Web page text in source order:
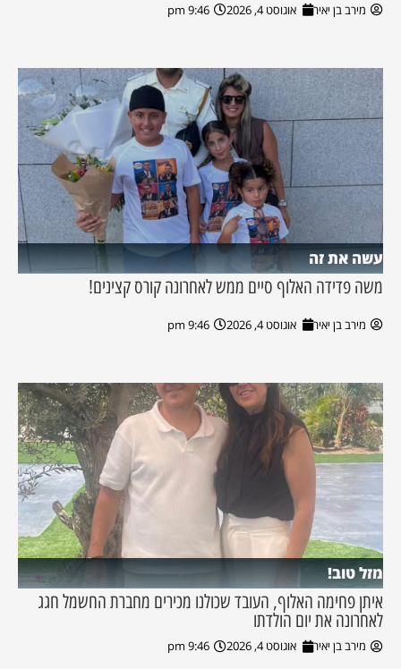
מירב בן יאיר אוגוסט 4, 2026 9:46 pm
עשה את זה
משה פדידה האלוף סיים ממש לאחרונה קורס קצינים!
מירב בן יאיר אוגוסט 4, 2026 9:46 pm
מזל טוב!
איתן פחימה האלוף, העובד שכולנו מכירים מחברת החשמל חגג
לאחרונה את יום הולדתו
מירב בן יאיר אוגוסט 4, 2026 9:46 pm